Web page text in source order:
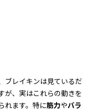
ブレイキンは見ているだ
が、実はこれらの動きを
れます。特に筋力やバラ